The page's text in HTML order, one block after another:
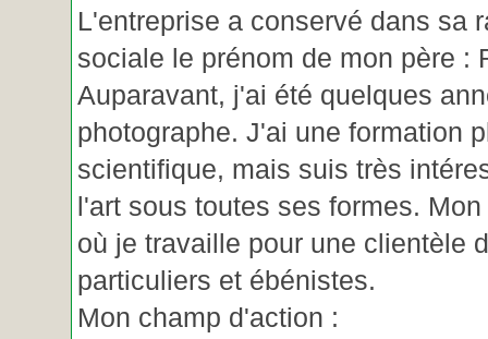
L'entreprise a conservé dans sa
sociale le prénom de mon père :
Auparavant, j'ai été quelques
photographe. J'ai une formation
scientifique, mais suis très
l'art sous toutes ses formes.
où je travaille pour une clientèle
particuliers et ébénistes.
Mon champ d'action :